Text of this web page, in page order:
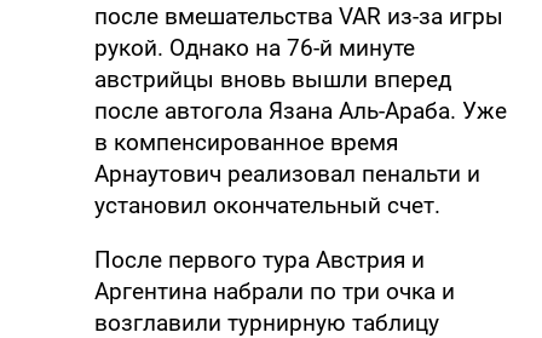
после вмешательства VAR из-за игры
рукой. Однако на 76-й минуте
австрийцы вновь вышли вперед
после автогола Язана Аль-Араба. Уже
в компенсированное время
Арнаутович реализовал пенальти и
установил окончательный счет.
После первого тура Австрия и
Аргентина набрали по три очка и
возглавили турнирную таблицу